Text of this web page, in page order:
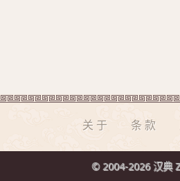
关于 条款
© 2004-2026 汉典